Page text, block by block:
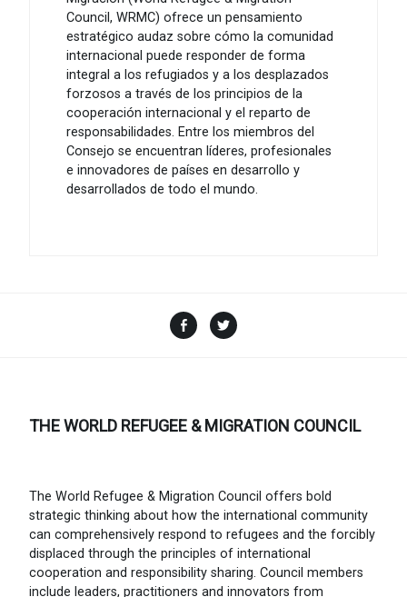
Council, WRMC) ofrece un pensamiento
estratégico audaz sobre cómo la comunidad
internacional puede responder de forma
integral a los refugiados y a los desplazados
forzosos a través de los principios de la
cooperación internacional y el reparto de
responsabilidades. Entre los miembros del
Consejo se encuentran líderes, profesionales
e innovadores de países en desarrollo y
desarrollados de todo el mundo.
Facebook
THE WORLD REFUGEE & MIGRATION COUNCIL
The World Refugee & Migration Council offers bold
strategic thinking about how the international community
can comprehensively respond to refugees and the forcibly
displaced through the principles of international
cooperation and responsibility sharing. Council members
include leaders, practitioners and innovators from